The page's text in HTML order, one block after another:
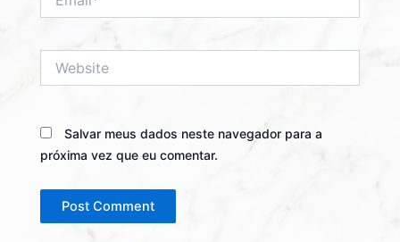
Salvar meus dados neste navegador para a
próxima vez que eu comentar.